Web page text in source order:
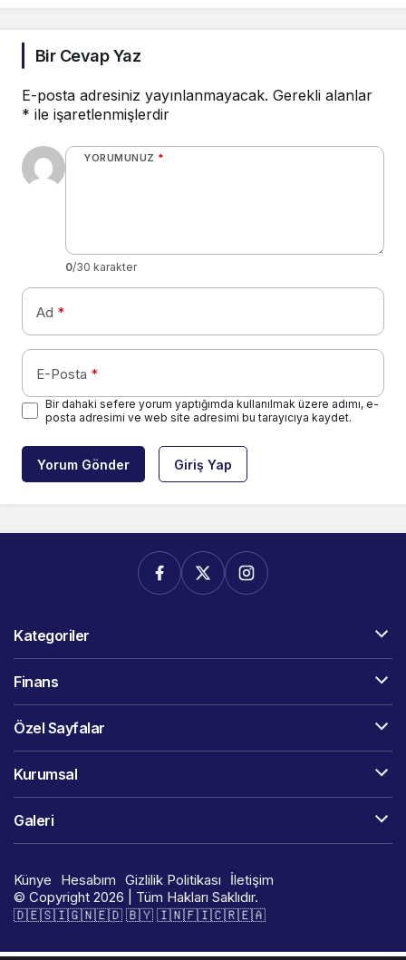
Bir Cevap Yaz
E-posta adresiniz yayınlanmayacak. Gerekli alanlar
* ile işaretlenmişlerdir
YORUMUNUZ *
0/30 karakter
Ad *
E-Posta *
Bir dahaki sefere yorum yaptığımda kullanılmak üzere adımı, e-
posta adresimi ve web site adresimi bu tarayıcıya kaydet.
Yorum Gönder Giriş Yap
Kategoriler
Finans
Özel Sayfalar
Kurumsal
Galeri
Künye Hesabım Gizlilik Politikası
İletişim
© Copyright 2026 | Tüm Hakları Saklıdır.
🇩​​​​​🇪​​​​​🇸​​​​​🇮​​​​​🇬​​​​​🇳​​​​​🇪​​​​​🇩​​​​​ 🇧​​​​​🇾​​​​​ 🇮​​​​​🇳​​​​​🇫​​​​​🇮​​​​​🇨​​​​​🇷​​​​​🇪​​​​​🇦​​​​​​​​​​